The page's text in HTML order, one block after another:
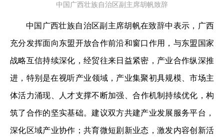
中国广西壮族自治区副主席胡帆致辞
中国广西壮族自治区副主席胡帆在致辞中表示，广西
充分发挥面向东盟开放合作前沿和窗口作用，与东盟国家
战略互信持续深化，经贸往来日益紧密，产业合作纵深推
进，特别是在‌视听‌产业领域，产业集聚初具规模、‌市场主
体活力涌现、‌人才支撑不断加强、‌合作机制持续优化，构
筑了合作的坚实基础。建议双方共建产业发展服务平台，
深化区域产业协作；共育微短剧新业态，激发内容创新活